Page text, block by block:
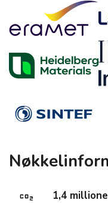
1,4